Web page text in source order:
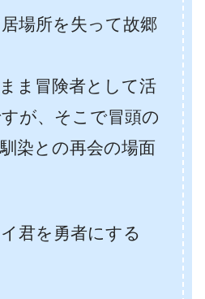
場所を失って故郷
ま冒険者として活
が、そこで冒頭の
染との再会の場面
君を勇者にする